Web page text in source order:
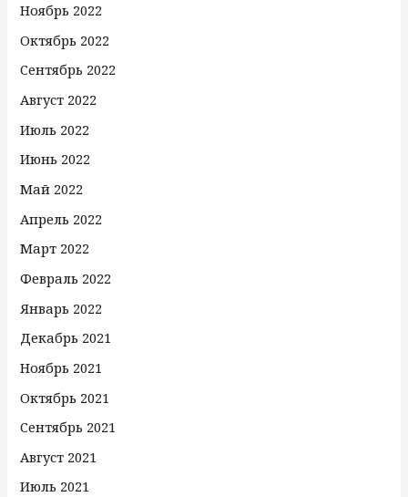
Ноябрь 2022
Октябрь 2022
Сентябрь 2022
Август 2022
Июль 2022
Июнь 2022
Май 2022
Апрель 2022
Март 2022
Февраль 2022
Январь 2022
Декабрь 2021
Ноябрь 2021
Октябрь 2021
Сентябрь 2021
Август 2021
Июль 2021